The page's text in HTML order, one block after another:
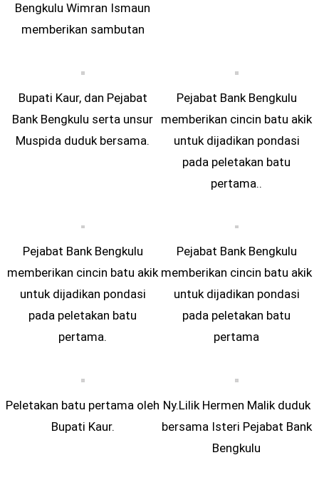
Bengkulu Wimran Ismaun
memberikan sambutan
Bupati Kaur, dan Pejabat
Bank Bengkulu serta unsur
Muspida duduk bersama.
Pejabat Bank Bengkulu
memberikan cincin batu akik
untuk dijadikan pondasi
pada peletakan batu
pertama..
Pejabat Bank Bengkulu
memberikan cincin batu akik
untuk dijadikan pondasi
pada peletakan batu
pertama.
Pejabat Bank Bengkulu
memberikan cincin batu akik
untuk dijadikan pondasi
pada peletakan batu
pertama
Peletakan batu pertama oleh
Bupati Kaur.
Ny.Lilik Hermen Malik duduk
bersama Isteri Pejabat Bank
Bengkulu